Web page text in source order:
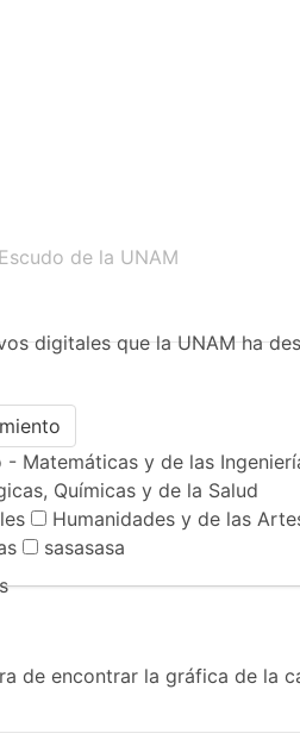
digitales que la UNAM ha
- Matemáticas y de las
Químicas y de la Salud
Humanidades y de las
sasasasa
de encontrar la gráfica de la